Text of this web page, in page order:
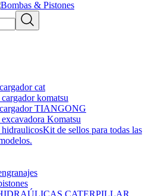
cat
komatsu
TIANGONG
Komatsu
Kit de sellos para todas las
CATERPILLAR